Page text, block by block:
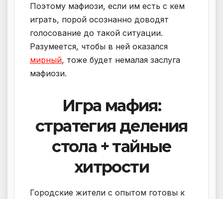
Поэтому мафиози, если им есть с кем
играть, порой осознанно доводят
голосование до такой ситуации.
Разумеется, чтобы в ней оказался
мирный, тоже будет немалая заслуга
мафиози.
Игра мафия:
стратегия деления
стола + тайные
хитрости
Городские жители с опытом готовы к